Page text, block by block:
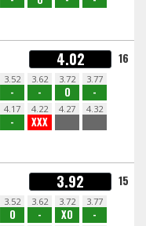
4.02 16
3.52
-
3.62
-
3.72
O
3.77
-
4.17
-
4.22
XXX
4.27 4.32
3.92 15
3.52
O
3.62
-
3.72
XO
3.77
-